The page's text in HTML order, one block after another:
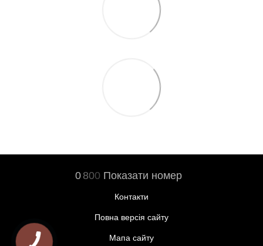
0 800 Показати номер
Контакти
Повна версія сайту
Мапа сайту